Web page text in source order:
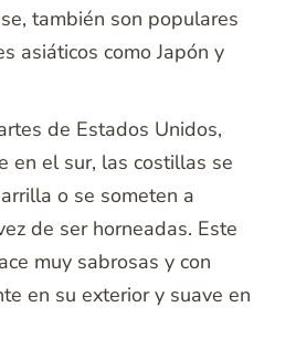
también son populares
asiáticos como Japón y
de Estados Unidos,
en el sur, las costillas se
o se someten a
de ser horneadas. Este
muy sabrosas y con
en su exterior y suave en